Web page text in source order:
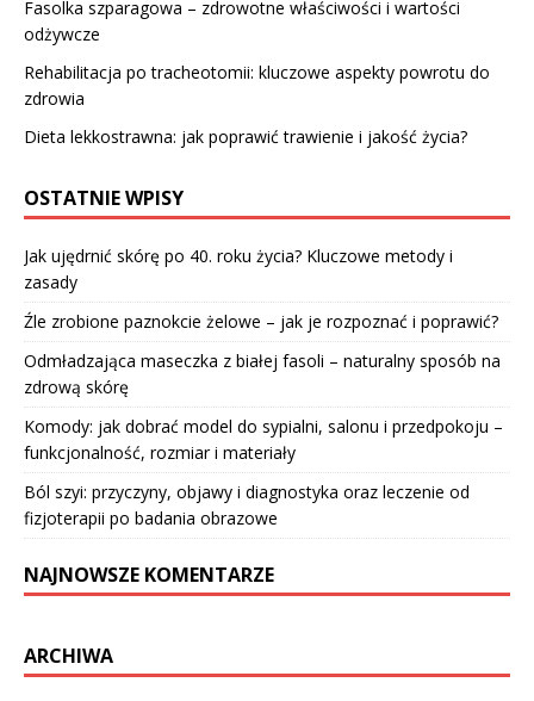
Fasolka szparagowa – zdrowotne właściwości i wartości
odżywcze
Rehabilitacja po tracheotomii: kluczowe aspekty powrotu do
zdrowia
Dieta lekkostrawna: jak poprawić trawienie i jakość życia?
OSTATNIE WPISY
Jak ujędrnić skórę po 40. roku życia? Kluczowe metody i
zasady
Źle zrobione paznokcie żelowe – jak je rozpoznać i poprawić?
Odmładzająca maseczka z białej fasoli – naturalny sposób na
zdrową skórę
Komody: jak dobrać model do sypialni, salonu i przedpokoju –
funkcjonalność, rozmiar i materiały
Ból szyi: przyczyny, objawy i diagnostyka oraz leczenie od
fizjoterapii po badania obrazowe
NAJNOWSZE KOMENTARZE
ARCHIWA